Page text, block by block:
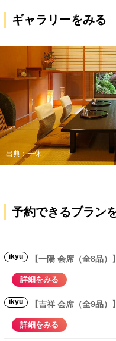
ギャラリーをみる
出典：一休
予約できるプラン
ikyu 【一陽 会席（全8品）
詳細をみる
ikyu 【吉祥 会席（全9品）
詳細をみる